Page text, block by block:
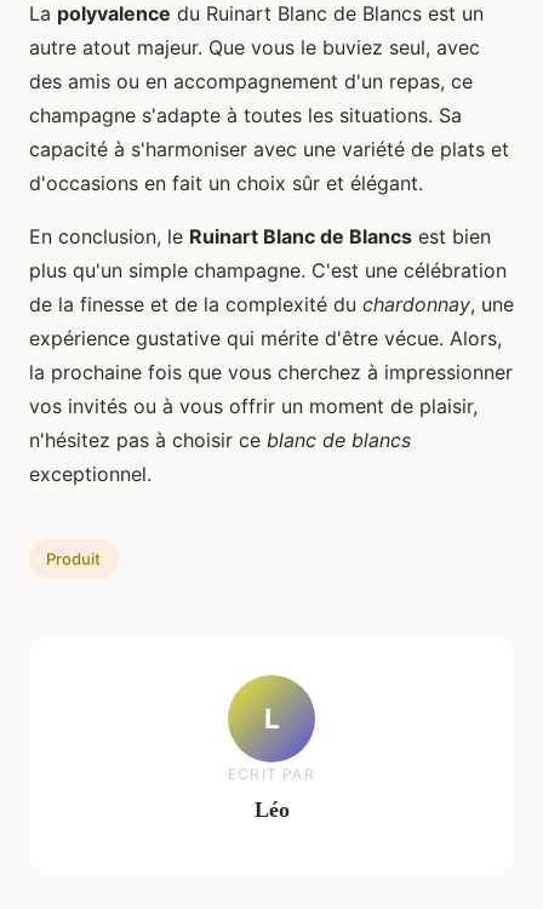
La polyvalence du Ruinart Blanc de Blancs est un
autre atout majeur. Que vous le buviez seul, avec
des amis ou en accompagnement d'un repas, ce
champagne s'adapte à toutes les situations. Sa
capacité à s'harmoniser avec une variété de plats et
d'occasions en fait un choix sûr et élégant.
En conclusion, le Ruinart Blanc de Blancs est bien
plus qu'un simple champagne. C'est une célébration
de la finesse et de la complexité du chardonnay, une
expérience gustative qui mérite d'être vécue. Alors,
la prochaine fois que vous cherchez à impressionner
vos invités ou à vous offrir un moment de plaisir,
n'hésitez pas à choisir ce blanc de blancs
exceptionnel.
Produit
L
ECRIT PAR
Léo